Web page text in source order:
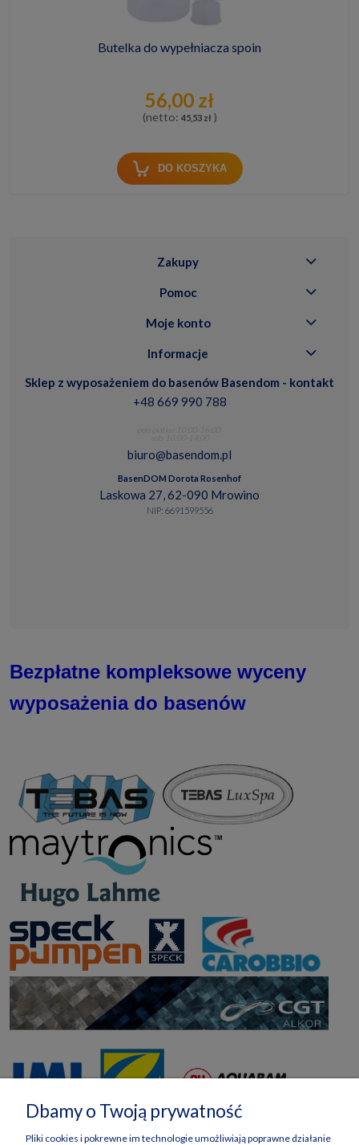
Butelka do wypełniacza spoin
56,00 zł
(netto: 45,53 zł )
DO KOSZYKA
Zakupy
Pomoc
Moje konto
Informacje
Sklep z wyposażeniem do basenów Basendom - kontakt
+48 669 990 788
biuro@basendom.pl
BasenDOM Dorota Rosenhof
Laskowa 27, 62-090 Mrowino
NIP: 6691599556
Bezpłatne kompleksowe wyceny
wyposażenia do basenów
Dbamy o Twoją prywatność
Pliki cookies i pokrewne im technologie umożliwiają poprawne działanie